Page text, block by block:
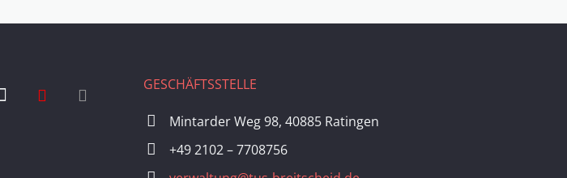
GESCHÄFTSSTELLE
Mintarder Weg 98, 40885 Ratingen
+49 2102 – 7708756